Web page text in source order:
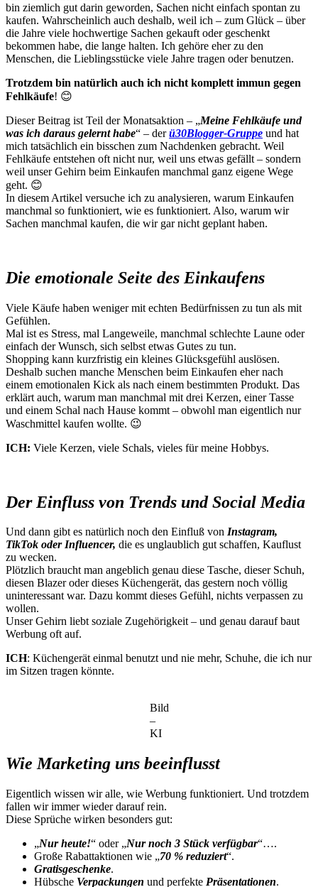
bin ziemlich gut darin geworden, Sachen nicht einfach spontan zu
kaufen. Wahrscheinlich auch deshalb, weil ich – zum Glück – über
die Jahre viele hochwertige Sachen gekauft oder geschenkt
bekommen habe, die lange halten. Ich gehöre eher zu den
Menschen, die Lieblingsstücke viele Jahre tragen oder benutzen.
Trotzdem bin natürlich auch ich nicht komplett immun gegen
Fehlkäufe! 😊
Dieser Beitrag ist Teil der Monatsaktion – „Meine Fehlkäufe und
was ich daraus gelernt habe“ – derü30Blogger-Gruppe und hat
mich tatsächlich ein bisschen zum Nachdenken gebracht. Weil
Fehlkäufe entstehen oft nicht nur, weil uns etwas gefällt – sondern
weil unser Gehirn beim Einkaufen manchmal ganz eigene Wege
geht. 😊
In diesem Artikel versuche ich zu analysieren, warum Einkaufen
manchmal so funktioniert, wie es funktioniert. Also, warum wir
Sachen manchmal kaufen, die wir gar nicht geplant haben.
Die emotionale Seite des Einkaufens
Viele Käufe haben weniger mit echten Bedürfnissen zu tun als mit
Gefühlen.
Mal ist es Stress, mal Langeweile, manchmal schlechte Laune oder
einfach der Wunsch, sich selbst etwas Gutes zu tun.
Shopping kann kurzfristig ein kleines Glücksgefühl auslösen.
Deshalb suchen manche Menschen beim Einkaufen eher nach
einem emotionalen Kick als nach einem bestimmten Produkt. Das
erklärt auch, warum man manchmal mit drei Kerzen, einer Tasse
und einem Schal nach Hause kommt – obwohl man eigentlich nur
Waschmittel kaufen wollte. 😉
ICH: Viele Kerzen, viele Schals, vieles für meine Hobbys.
Der Einfluss von Trends und Social Media
Und dann gibt es natürlich noch den Einfluß von Instagram,
TikTok oder Influencer, die es unglaublich gut schaffen, Kauflust
zu wecken.
Plötzlich braucht man angeblich genau diese Tasche, dieser Schuh,
diesen Blazer oder dieses Küchengerät, das gestern noch völlig
uninteressant war. Dazu kommt dieses Gefühl, nichts verpassen zu
wollen.
Unser Gehirn liebt soziale Zugehörigkeit – und genau darauf baut
Werbung oft auf.
ICH: Küchengerät einmal benutzt und nie mehr, Schuhe, die ich nur
im Sitzen tragen könnte.
Bild
–
KI
Wie Marketing uns beeinflusst
Eigentlich wissen wir alle, wie Werbung funktioniert. Und trotzdem
fallen wir immer wieder darauf rein.
Diese Sprüche wirken besonders gut:
„Nur heute!“ oder „Nur noch 3 Stück verfügbar“….
Große Rabattaktionen wie „70 % reduziert“.
Gratisgeschenke.
Hübsche Verpackungen und perfekte Präsentationen.